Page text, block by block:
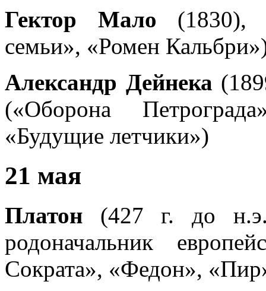
Гектор Мало (1830),
семьи», «Ромен
Александр Дейнека
(«Оборона
«Будущие летчики»)
21 мая
Платон (427 г. до
родоначальник
Сократа», «Федон»,